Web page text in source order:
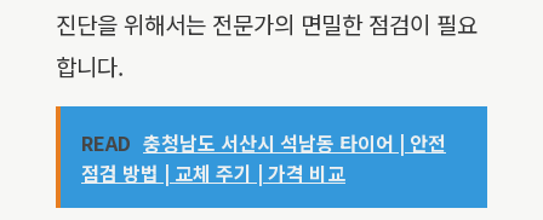
진단을 위해서는 전문가의 면밀한 점검이 필요
합니다.
READ 충청남도 서산시 석남동 타이어 | 안전
점검 방법 | 교체 주기 | 가격 비교